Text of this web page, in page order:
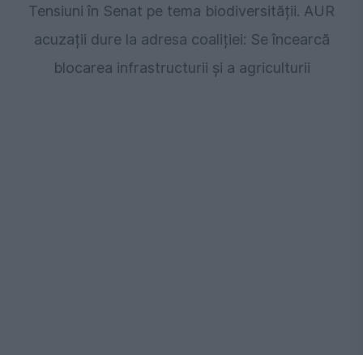
Tensiuni în Senat pe tema biodiversității. AUR
acuzații dure la adresa coaliției: Se încearcă
blocarea infrastructurii și a agriculturii